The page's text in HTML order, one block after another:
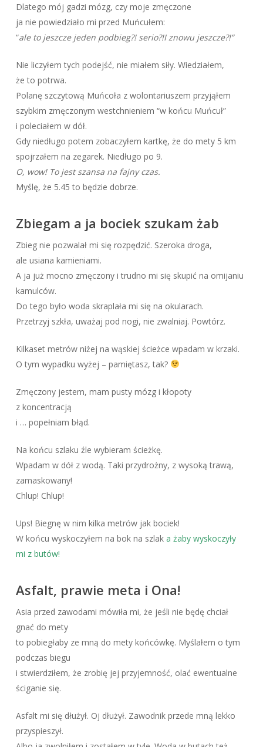
Dlatego mój gadzi mózg, czy moje zmęczone
ja nie powiedziało mi przed Muńcułem:
“ale to jeszcze jeden podbieg?! serio?!I znowu jeszcze?!”
Nie liczyłem tych podejść, nie miałem siły. Wiedziałem,
że to potrwa.
Polanę szczytową Muńcoła z wolontariuszem przyjąłem
szybkim zmęczonym westchnieniem “w końcu Muńcuł”
i poleciałem w dół.
Gdy niedługo potem zobaczyłem kartkę, że do mety 5 km
spojrzałem na zegarek. Niedługo po 9.
O, wow! To jest szansa na fajny czas.
Myślę, że 5.45 to będzie dobrze.
Zbiegam a ja bociek szukam żab
Zbieg nie pozwalał mi się rozpędzić. Szeroka droga,
ale usiana kamieniami.
A ja już mocno zmęczony i trudno mi się skupić na omijaniu
kamulców.
Do tego było woda skraplała mi się na okularach.
Przetrzyj szkła, uważaj pod nogi, nie zwalniaj. Powtórz.
Kilkaset metrów niżej na wąskiej ścieżce wpadam w krzaki.
O tym wypadku wyżej – pamiętasz, tak?
Zmęczony jestem, mam pusty mózg i kłopoty
z koncentracją
i … popełniam błąd.
Na końcu szlaku źle wybieram ścieżkę.
Wpadam w dół z wodą. Taki przydrożny, z wysoką trawą,
zamaskowany!
Chlup! Chlup!
Ups! Biegnę w nim kilka metrów jak bociek!
W końcu wyskoczyłem na bok na szlaka żaby wyskoczyły
mi z butów!
Asfalt, prawie meta i Ona!
Asia przed zawodami mówiła mi, że jeśli nie będę chciał
gnać do mety
to pobiegłaby ze mną do mety końcówkę. Myślałem o tym
podczas biegu
i stwierdziłem, że zrobię jej przyjemność, olać ewentualne
ściganie się.
Asfalt mi się dłużył. Oj dłużył. Zawodnik przede mną lekko
przyspieszył.